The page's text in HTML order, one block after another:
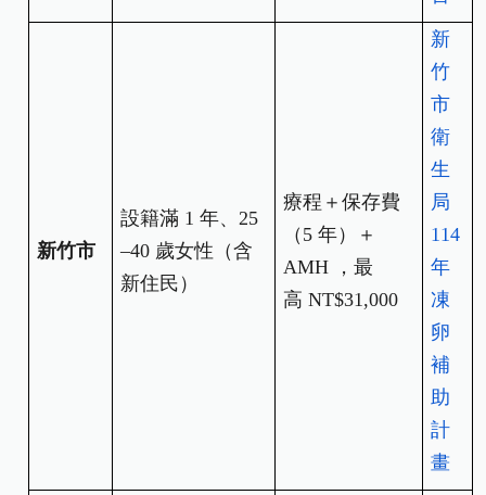
新竹市
設籍滿 1 年、25
–40 歲女性（含
新住民）
療程＋保存費
（5 年）＋
AMH ，最
高 NT$31,000
新
竹
市
衛
生
局
114
年
凍
卵
補
助
計
畫